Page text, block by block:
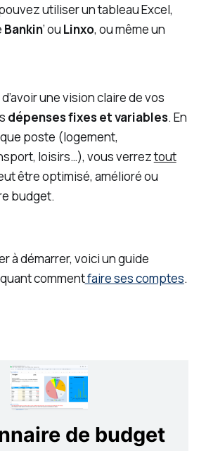
utiliser un tableau Excel,
Bankin’ ou Linxo, ou même un
d’avoir une vision claire de vos
dépenses fixes et variables. En
poste (logement,
loisirs…), vous verreztout
être optimisé, amélioré ou
budget.
à démarrer, voici un guide
commentfaire ses comptes.